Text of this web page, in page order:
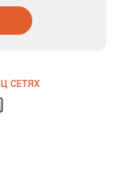
СЕТЯХ